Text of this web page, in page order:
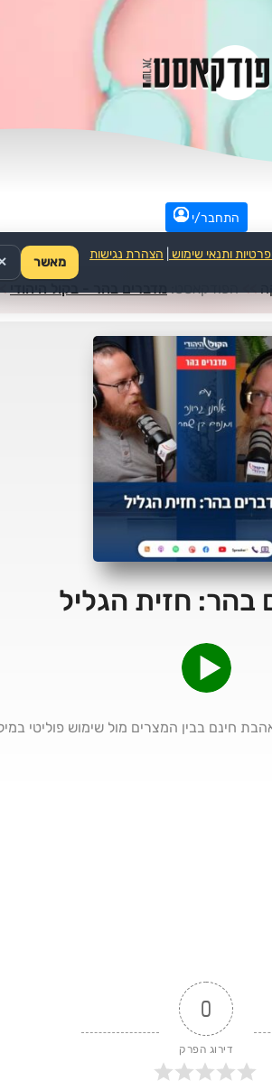
התחבר/י
>>הפודקאסט: מדברים בהר - בקול היהודי
בהר: חזית הגליל
חינם בבין המצרים מול שימוש פוליטי
0
דירוג הפרק
פרטיות ותנאי שימוש הצהרת נגישות
מאשר